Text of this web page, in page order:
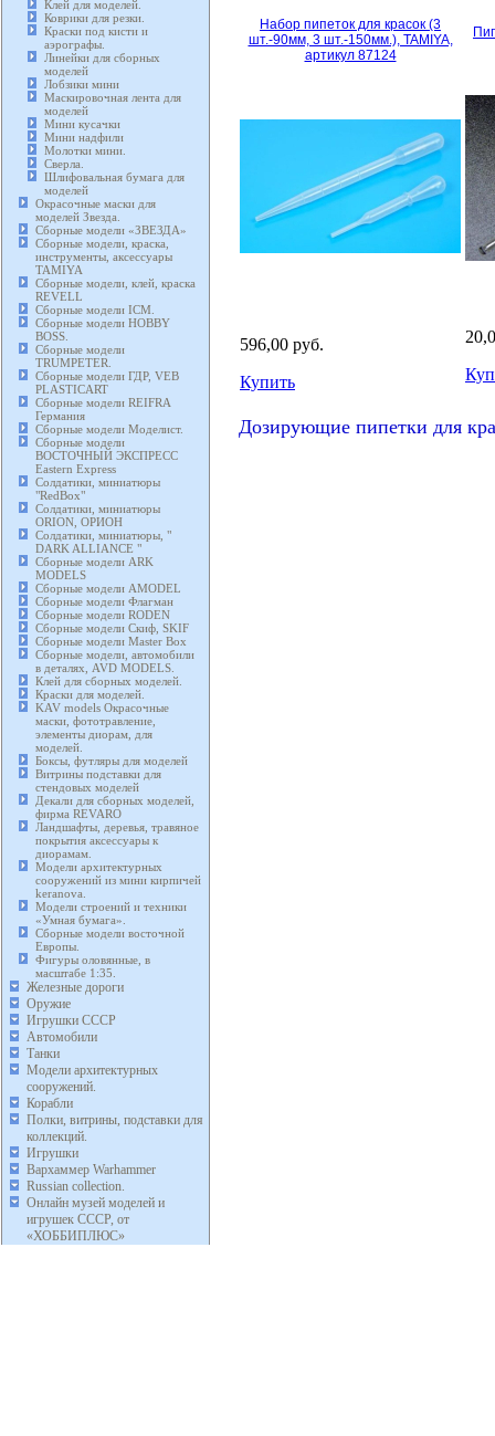
Клей для моделей.
Коврики для резки.
Краски под кисти и
аэрографы.
Линейки для сборных
моделей
Лобзики мини
Маскировочная лента для
моделей
Мини кусачки
Мини надфили
Молотки мини.
Сверла.
Шлифовальная бумага для
моделей
Окрасочные маски для
моделей Звезда.
Сборные модели «ЗВЕЗДА»
Сборные модели, краска,
инструменты, аксессуары
TAMIYA
Сборные модели, клей, краска
REVELL
Сборные модели ICM.
Сборные модели HOBBY
BOSS.
Сборные модели
TRUMPETER.
Сборные модели ГДР, VEB
PLASTICART
Сборные модели REIFRA
Германия
Сборные модели Моделист.
Сборные модели
ВОСТОЧНЫЙ ЭКСПРЕСС
Eastern Express
Солдатики, миниатюры
"RedBox"
Солдатики, миниатюры
ORION, ОРИОН
Солдатики, миниатюры, "
DARK ALLIANCE "
Сборные модели ARK
MODELS
Сборные модели AMODEL
Сборные модели Флагман
Сборные модели RODEN
Сборные модели Скиф, SKIF
Сборные модели Master Box
Сборные модели, автомобили
в деталях, AVD MODELS.
Клей для сборных моделей.
Краски для моделей.
KAV models Окрасочные
маски, фототравление,
элементы диорам, для
моделей.
Боксы, футляры для моделей
Витрины подставки для
стендовых моделей
Декали для сборных моделей,
фирма REVARO
Ландшафты, деревья, травяное
покрытия аксессуары к
диорамам.
Модели архитектурных
сооружений из мини кирпичей
keranova.
Модели строений и техники
«Умная бумага».
Сборные модели восточной
Европы.
Фигуры оловянные, в
масштабе 1:35.
Железные дороги
Оружие
Игрушки СССР
Автомобили
Танки
Модели архитектурных
сооружений.
Корабли
Полки, витрины, подставки для
коллекций.
Игрушки
Вархаммер Warhammer
Russian collection.
Онлайн музей моделей и
игрушек СССР, от
«ХОББИПЛЮС»
Набор пипеток для красок (3
шт.-90мм, 3 шт.-150мм.), TAMIYA,
артикул 87124
596,00 руб.
Купить
Дозирующие пипетки для